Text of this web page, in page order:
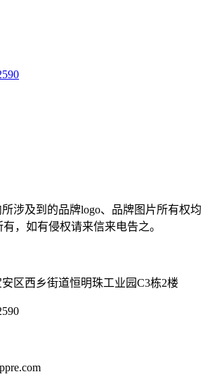
涉及到的品牌logo、品牌图片所有权均
，如有侵权请来信来电告之。
区西乡街道恒明珠工业园C3栋2楼